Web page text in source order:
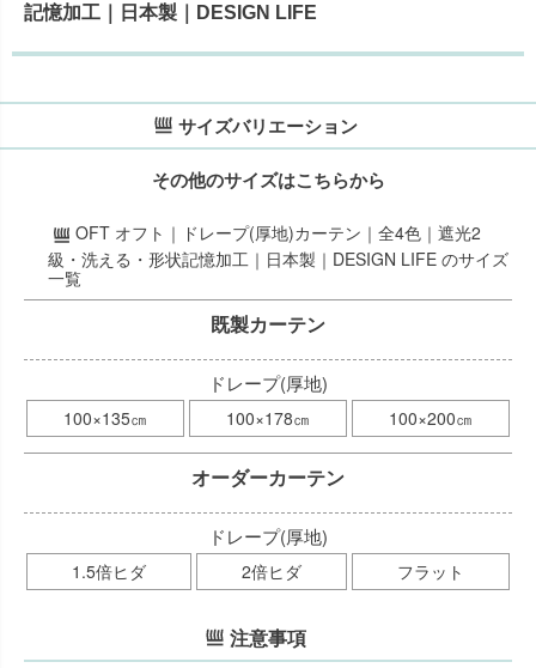
記憶加工｜日本製｜DESIGN LIFE
サイズバリエーション
その他のサイズはこちらから
OFT オフト｜ドレープ(厚地)カーテン｜全4色｜遮光2
級・洗える・形状記憶加工｜日本製｜DESIGN LIFE のサイズ
一覧
既製カーテン
ドレープ(厚地)
100×135㎝ 100×178㎝ 100×200㎝
オーダーカーテン
ドレープ(厚地)
1.5倍ヒダ 2倍ヒダ フラット
注意事項